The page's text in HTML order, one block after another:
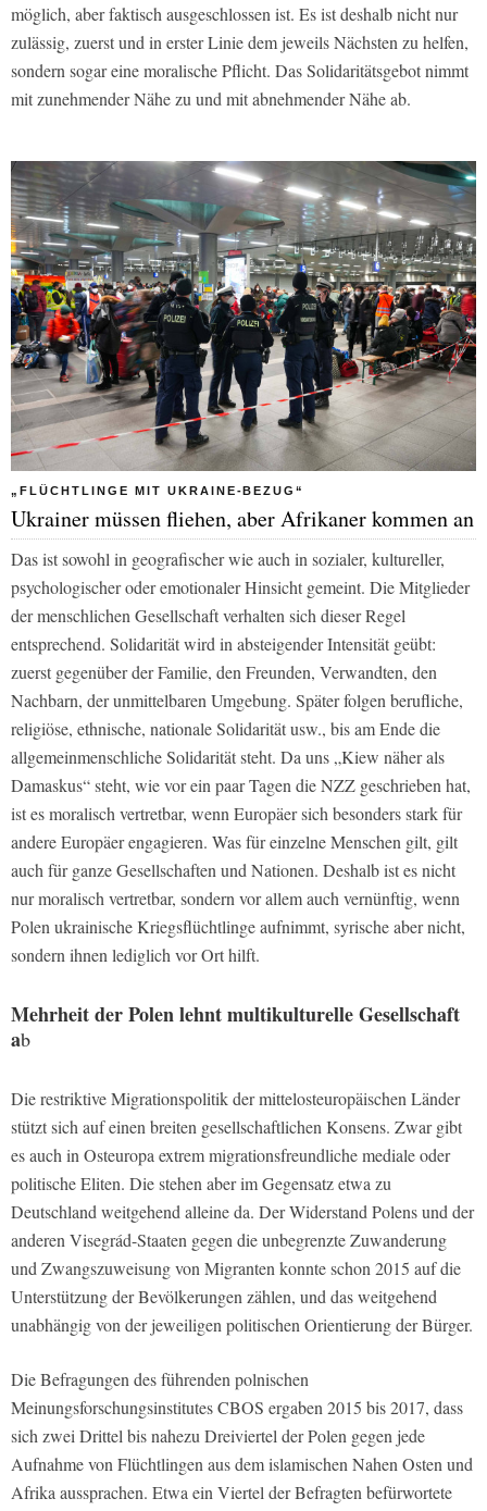
möglich, aber faktisch ausgeschlossen ist. Es ist deshalb nicht nur
zulässig, zuerst und in erster Linie dem jeweils Nächsten zu helfen,
sondern sogar eine moralische Pflicht. Das Solidaritätsgebot nimmt
mit zunehmender Nähe zu und mit abnehmender Nähe ab.
„FLÜCHTLINGE MIT UKRAINE-BEZUG“
Ukrainer müssen fliehen, aber Afrikaner kommen an
Das ist sowohl in geografischer wie auch in sozialer, kultureller,
psychologischer oder emotionaler Hinsicht gemeint. Die Mitglieder
der menschlichen Gesellschaft verhalten sich dieser Regel
entsprechend. Solidarität wird in absteigender Intensität geübt:
zuerst gegenüber der Familie, den Freunden, Verwandten, den
Nachbarn, der unmittelbaren Umgebung. Später folgen berufliche,
religiöse, ethnische, nationale Solidarität usw., bis am Ende die
allgemeinmenschliche Solidarität steht. Da uns „Kiew näher als
Damaskus“ steht, wie vor ein paar Tagen dieNZZ geschrieben hat,
ist es moralisch vertretbar, wenn Europäer sich besonders stark für
andere Europäer engagieren. Was für einzelne Menschen gilt, gilt
auch für ganze Gesellschaften und Nationen. Deshalb ist es nicht
nur moralisch vertretbar, sondern vor allem auch vernünftig, wenn
Polen ukrainische Kriegsflüchtlinge aufnimmt, syrische aber nicht,
sondern ihnen lediglich vor Ort hilft.
Mehrheit der Polen lehnt multikulturelle Gesellschaft
ab
Die restriktive Migrationspolitik der mittelosteuropäischen Länder
stützt sich auf einen breiten gesellschaftlichen Konsens. Zwar gibt
es auch in Osteuropa extrem migrationsfreundliche mediale oder
politische Eliten. Die stehen aber im Gegensatz etwa zu
Deutschland weitgehend alleine da. Der Widerstand Polens und der
anderen Visegrád-Staaten gegen die unbegrenzte Zuwanderung
und Zwangszuweisung von Migranten konnte schon 2015 auf die
Unterstützung der Bevölkerungen zählen, und das weitgehend
unabhängig von der jeweiligen politischen Orientierung der Bürger.
Die Befragungen des führenden polnischen
Meinungsforschungsinstitutes CBOS ergaben 2015 bis 2017, dass
sich zwei Drittel bis nahezu Dreiviertel der Polen gegen jede
Aufnahme von Flüchtlingen aus dem islamischen Nahen Osten und
Afrika aussprachen. Etwa ein Viertel der Befragten befürwortete